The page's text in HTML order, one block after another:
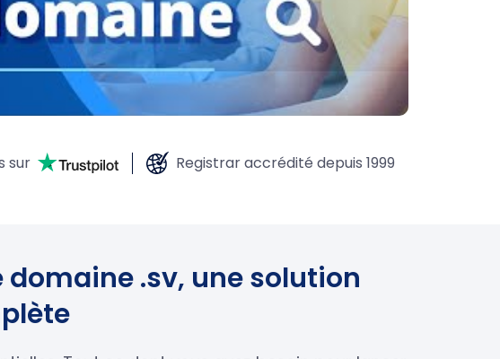
sur Registrar accrédité depuis 1999
domaine .sv, une solution